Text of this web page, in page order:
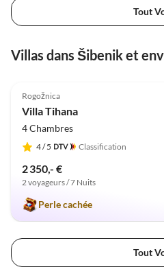
Tout
Villas dans Šibenik et
Rogožnica
Villa Tihana
4 Chambres
4/ 5 Classification
2 350,- €
2 voyageurs / 7 Nuits
Perle cachée
Tout